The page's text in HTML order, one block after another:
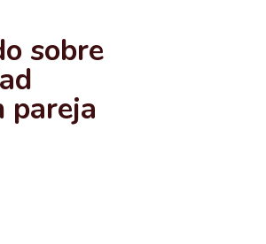
sobre
pareja